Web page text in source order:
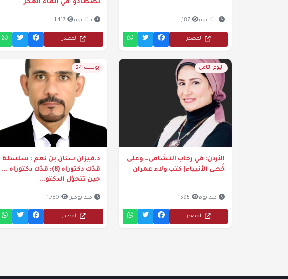
منذ يوم 1,187
المصدر
تصطادوا في الماء العكر
منذ يوم 1,417
المصدر
اليوم الثامن
الأردن: في رحاب النشامى… وعلى
خُطى الأنبياء| كتب ولاء عمران
منذ يوم 1,595
المصدر
بوست 24
د.فيزان سنان بن نعم : سلسلة
قدّك دكتوراه (8): قدّك دكتوراه ...
حين تتحوّل الدكتو...
منذ يومين 1,780
المصدر